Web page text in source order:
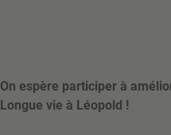
On espère participer à
Longue vie à Léopold !